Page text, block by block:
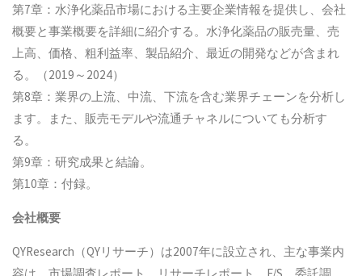
第7章：水浄化薬品市場における主要企業情報を提供し、会社
概要と事業概要を詳細に紹介する。水浄化薬品の販売量、売
上高、価格、粗利益率、製品紹介、最近の開発などが含まれ
る。（2019～2024）
第8章：業界の上流、中流、下流を含む業界チェーンを分析し
ます。また、販売モデルや流通チャネルについても分析す
る。
第9章：研究成果と結論。
第10章：付録。
会社概要
QYResearch（QYリサーチ）は2007年に設立され、主な事業内